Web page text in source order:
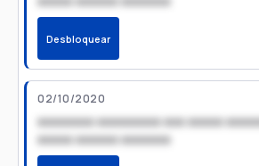
Desbloquear
02/10/2020
xxxxxxxx xxxxxxxxx xxx xxxxx
xxxxx xxxxxx xxxxxxx